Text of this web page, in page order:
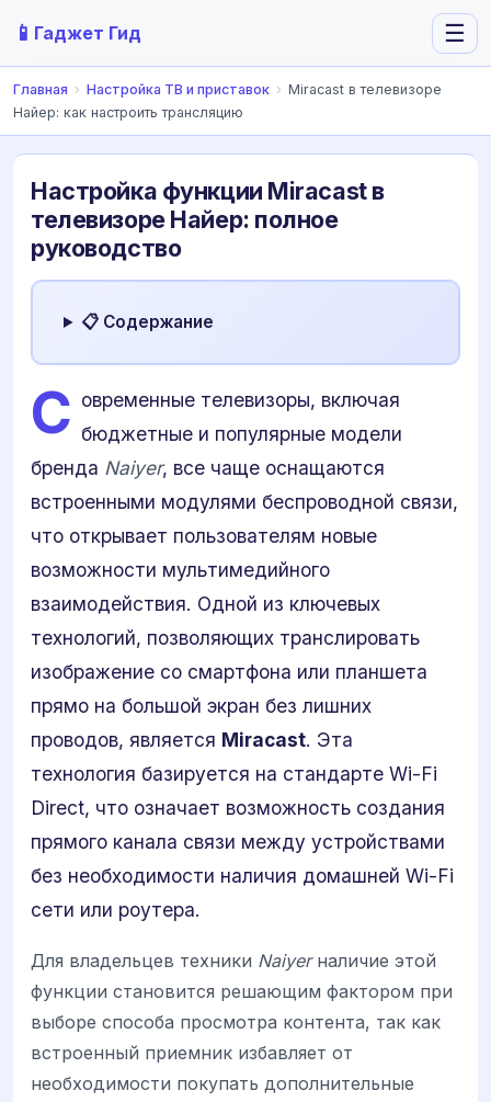
📱 Гаджет Гид ☰
Главная › Настройка ТВ и приставок › Miracast в телевизоре
Найер: как настроить трансляцию
Настройка функции Miracast в
телевизоре Найер: полное
руководство
📋 Содержание
С овременные телевизоры, включая
бюджетные и популярные модели
бренда Naiyer, все чаще оснащаются
встроенными модулями беспроводной связи,
что открывает пользователям новые
возможности мультимедийного
взаимодействия. Одной из ключевых
технологий, позволяющих транслировать
изображение со смартфона или планшета
прямо на большой экран без лишних
проводов, является Miracast. Эта
технология базируется на стандарте Wi-Fi
Direct, что означает возможность создания
прямого канала связи между устройствами
без необходимости наличия домашней Wi-Fi
сети или роутера.
Для владельцев техники Naiyerналичие этой
функции становится решающим фактором при
выборе способа просмотра контента, так как
встроенный приемник избавляет от
необходимости покупать дополнительные